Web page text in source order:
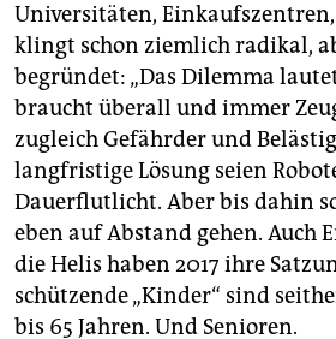
Universitäten,
klingt schon ziemlich radikal,
begründet: „Das Dilemma
braucht überall und immer
zugleich Gefährder und
langfristige Lösung seien
Dauerflutlicht. Aber bis dahin
eben auf Abstand gehen. Auch
die Helis haben 2017 ihre
schützende „Kinder“ sind
bis 65 Jahren. Und Senioren.